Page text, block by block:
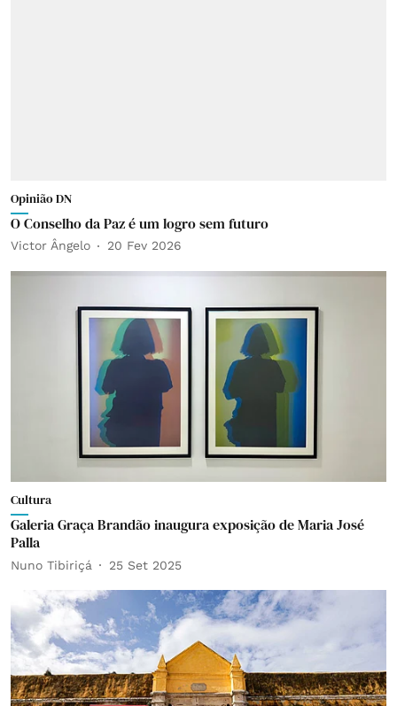
Opinião DN
O Conselho da Paz é um logro sem futuro
Victor Ângelo 20 Fev 2026
Cultura
Galeria Graça Brandão inaugura exposição de Maria José
Palla
Nuno Tibiriçá 25 Set 2025